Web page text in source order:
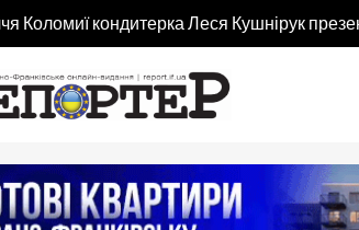
Коломиї кондитерка Леся Кушнірук